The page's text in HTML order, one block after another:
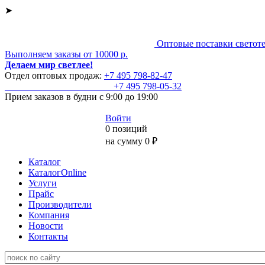
➤
Оптовые поставки
Выполняем заказы от 10000 р.
Делаем мир светлее!
Отдел оптовых продаж: +7 495 798-82-47
+7 495 798-05-32
Прием заказов в будни с 9:00 до 19:00
Войти
0 позиций
на сумму 0 ₽
Каталог
КаталогOnline
Услуги
Прайс
Производители
Компания
Новости
Контакты